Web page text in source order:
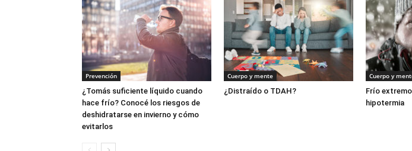
Prevención
¿Tomás suficiente líquido cuando
hace frío? Conocé los riesgos de
deshidratarse en invierno y cómo
evitarlos
Cuerpo y mente
¿Distraído o TDAH?
Cuerpo y
Frío
hipotermia